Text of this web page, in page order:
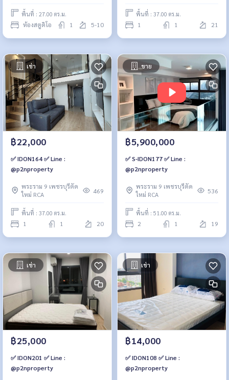
พื้นที่ : 27.00 ตร.ม.
ห้องสตูดิโอ 1 5-10
พื้นที่ : 37.00 ตร.ม.
1 1 21
เช่า
฿22,000
✅ IDON164 ✅ Line :
@p2nproperty
พระราม 9 เพชรบุรีตัด
ใหม่ RCA
469
พื้นที่ : 37.00 ตร.ม.
1 1 20
ขาย
฿5,900,000
✅ S-IDON177 ✅ Line :
@p2nproperty
พระราม 9 เพชรบุรีตัด
ใหม่ RCA
536
พื้นที่ : 51.00 ตร.ม.
2 1 19
เช่า
฿25,000
✅ IDON201 ✅ Line :
@p2nproperty
เช่า
฿14,000
✅ IDON108 ✅ Line :
@p2nproperty